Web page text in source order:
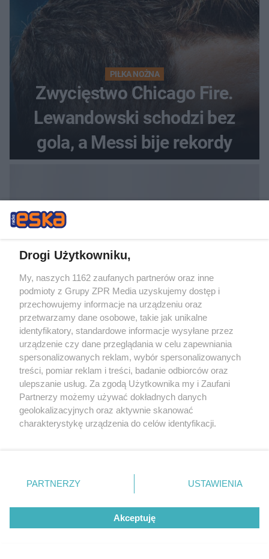
PIŁKA NOŻNA
Zwycięstwo Chicago Fire.
Lewandowski schodzi bez
gola, a Messi bije rekordy
DOMOWE PORADY
Japoński patent na czyszczenie
okapu. Zaschnięty tłuszcz i brud
znikną bez szorowania
Sarah Sjoestroem wraca do
rywalizacji po przerwie. Celuje w
jubileuszowe medale na ME
Drogi Użytkowniku,
My, naszych 1162 zaufanych partnerów oraz inne
podmioty z Grupy ZPR Media uzyskujemy dostęp i
przechowujemy informacje na urządzeniu oraz
przetwarzamy dane osobowe, takie jak unikalne
identyfikatory, standardowe informacje wysyłane przez
urządzenie czy dane przeglądania w celu zapewniania
spersonalizowanych reklam, wybór spersonalizowanych
treści, pomiar reklam i treści, badanie odbiorców oraz
ulepszanie usług. Za zgodą Użytkownika my i Zaufani
Partnerzy możemy używać dokładnych danych
geolokalizacyjnych oraz aktywnie skanować
charakterystykę urządzenia do celów identyfikacji.
zmienić/wycofać klikając przycisk ustawień prywatności
znajdujący się w lewym dolnym rogu strony
rodzaje przetwarzania danych nie wymagają zgody
użytkownika, ale masz prawo sprzeciwić się takiemu
przetwarzaniu. Preferencje będą miały zastosowanie tylko
PARTNERZY USTAWIENIA
Akceptuję